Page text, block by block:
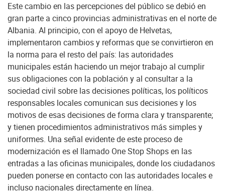
Este cambio en las percepciones del público se debió en
gran parte a cinco provincias administrativas en el norte de
Albania. Al principio, con el apoyo de Helvetas,
implementaron cambios y reformas que se convirtieron en
la norma para el resto del país: las autoridades
municipales están haciendo un mejor trabajo al cumplir
sus obligaciones con la población y al consultar a la
sociedad civil sobre las decisiones políticas, los políticos
responsables locales comunican sus decisiones y los
motivos de esas decisiones de forma clara y transparente;
y tienen procedimientos administrativos más simples y
uniformes. Una señal evidente de este proceso de
modernización es el llamado One Stop Shops en las
entradas a las oficinas municipales, donde los ciudadanos
pueden ponerse en contacto con las autoridades locales e
incluso nacionales directamente en línea.